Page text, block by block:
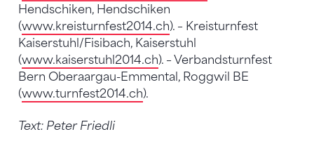
Hendschiken, Hendschiken
(www.kreisturnfest2014.ch). – Kreisturnfest
Kaiserstuhl/Fisibach, Kaiserstuhl
(www.kaiserstuhl2014.ch). – Verbandsturnfest
Bern Oberaargau-Emmental, Roggwil BE
(www.turnfest2014.ch).
Text: Peter Friedli